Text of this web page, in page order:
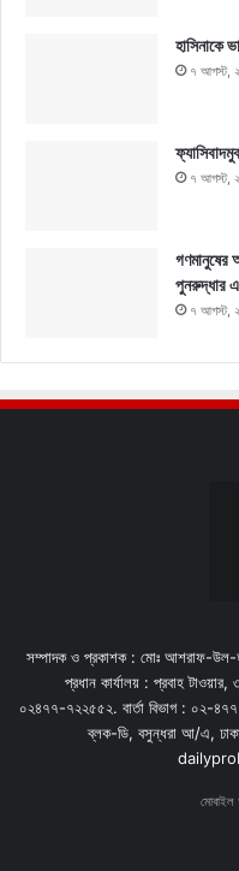
হাসিনাকে
৭ আগস্ট,
৭ আগস্ট,
গণমানুষের
পুনরুদ্ধার
৭ আগস্ট,
সম্পাদক ও প্রকাশক : মোঃ আশরাফ-উল-
প্রধান কার্যালয় : প্রবাহ
০২৪৭৭-৭২২৫৫২. বার্তা বিভাগ : ০২-
ব্লক-ডি, বসুন্ধরা আ/এ,